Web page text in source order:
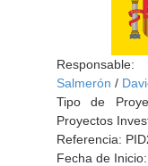
Responsable:
Salmerón /
Tipo de
Proyectos
Referencia:
Fecha de